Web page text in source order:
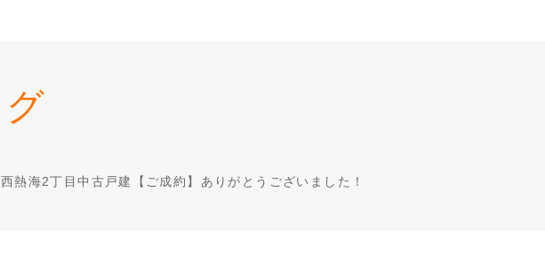
熱海2丁目中古戸建【ご成約】ありがとうございました！